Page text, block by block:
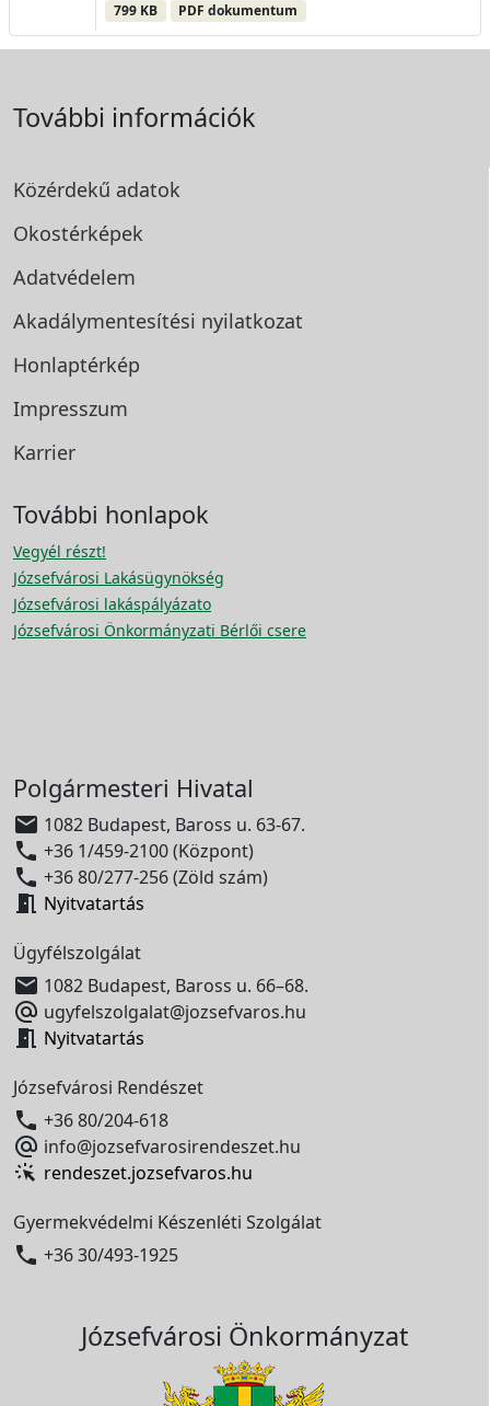
799 KB PDF dokumentum
További információk
Közérdekű adatok
Okostérképek
Adatvédelem
Akadálymentesítési nyilatkozat
Honlaptérkép
Impresszum
Karrier
További honlapok
Vegyél részt!
Józsefvárosi Lakásügynökség
Józsefvárosi lakáspályázato
Józsefvárosi Önkormányzati Bérlői csere
Polgármesteri Hivatal
 1082 Budapest, Baross u. 63-67.
 +36 1/459-2100 (Központ)
 +36 80/277-256 (Zöld szám)
 Nyitvatartás
Ügyfélszolgálat
 1082 Budapest, Baross u. 66–68.
 ugyfelszolgalat@jozsefvaros.hu
 Nyitvatartás
Józsefvárosi Rendészet
 +36 80/204-618
 info@jozsefvarosirendeszet.hu
rendeszet.jozsefvaros.hu
Gyermekvédelmi Készenléti Szolgálat
 +36 30/493-1925
Józsefvárosi Önkormányzat